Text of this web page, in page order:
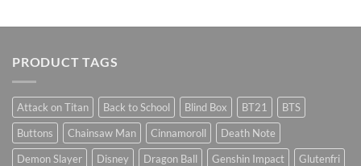
PRODUCT TAGS
Attack on Titan Back to School Blind Box BT21
BTS
Buttons
Chainsaw Man Cinnamoroll
Death Note
Demon Slayer
Disney Dragon Ball Genshin Impact
Glutenfri